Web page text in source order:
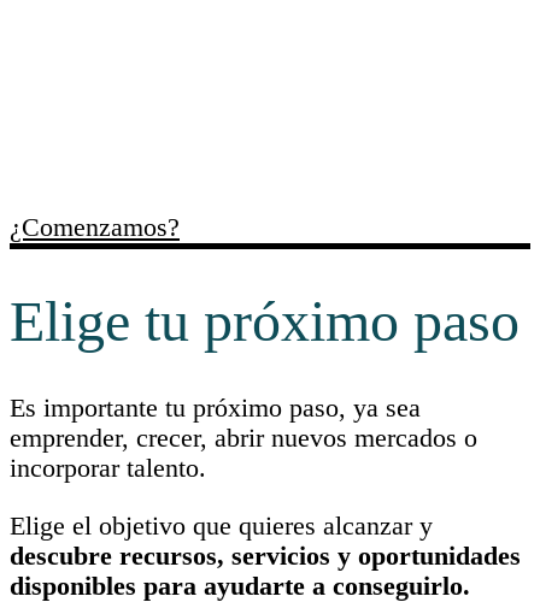
¿Comenzamos?
Elige tu próximo paso
Es importante tu próximo paso, ya sea
emprender, crecer, abrir nuevos mercados o
incorporar talento.
Elige el objetivo que quieres alcanzar y
descubre recursos, servicios y oportunidades
disponibles para ayudarte a conseguirlo.